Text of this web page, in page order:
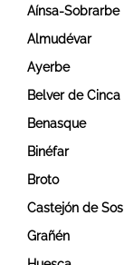
Aínsa-Sobrarbe
Almudévar
Ayerbe
Belver de Cinca
Benasque
Binéfar
Broto
Castejón de Sos
Grañén